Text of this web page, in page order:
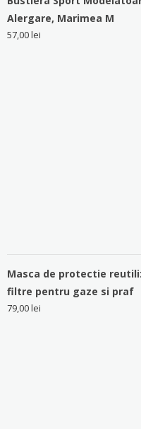
Alergare, Marimea M
57,00lei
Masca de protectie
filtre pentru gaze si praf
79,00lei